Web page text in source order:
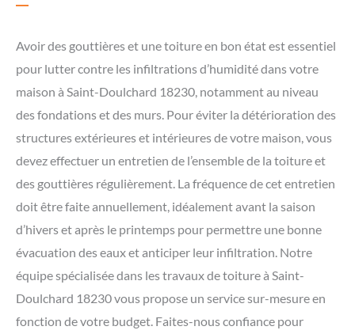
Avoir des gouttières et une toiture en bon état est essentiel
pour lutter contre les infiltrations d’humidité dans votre
maison à Saint-Doulchard 18230, notamment au niveau
des fondations et des murs. Pour éviter la détérioration des
structures extérieures et intérieures de votre maison, vous
devez effectuer un entretien de l’ensemble de la toiture et
des gouttières régulièrement. La fréquence de cet entretien
doit être faite annuellement, idéalement avant la saison
d’hivers et après le printemps pour permettre une bonne
évacuation des eaux et anticiper leur infiltration. Notre
équipe spécialisée dans les travaux de toiture à Saint-
Doulchard 18230 vous propose un service sur-mesure en
fonction de votre budget. Faites-nous confiance pour